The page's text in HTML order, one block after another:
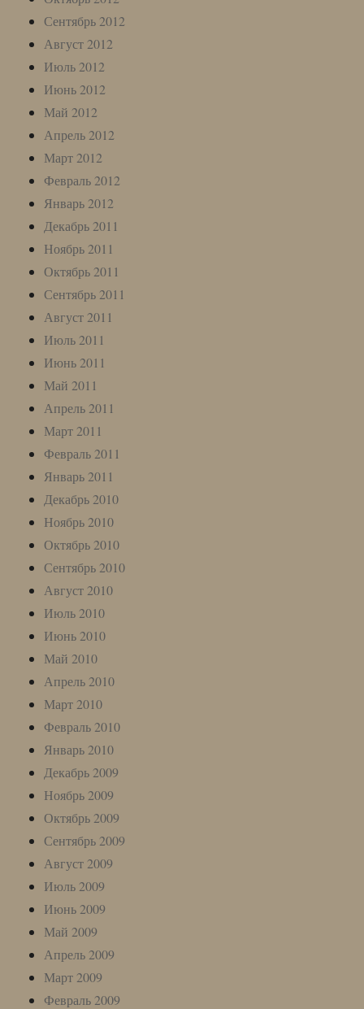
Сентябрь 2012
Август 2012
Июль 2012
Июнь 2012
Май 2012
Апрель 2012
Март 2012
Февраль 2012
Январь 2012
Декабрь 2011
Ноябрь 2011
Октябрь 2011
Сентябрь 2011
Август 2011
Июль 2011
Июнь 2011
Май 2011
Апрель 2011
Март 2011
Февраль 2011
Январь 2011
Декабрь 2010
Ноябрь 2010
Октябрь 2010
Сентябрь 2010
Август 2010
Июль 2010
Июнь 2010
Май 2010
Апрель 2010
Март 2010
Февраль 2010
Январь 2010
Декабрь 2009
Ноябрь 2009
Октябрь 2009
Сентябрь 2009
Август 2009
Июль 2009
Июнь 2009
Май 2009
Апрель 2009
Март 2009
Февраль 2009